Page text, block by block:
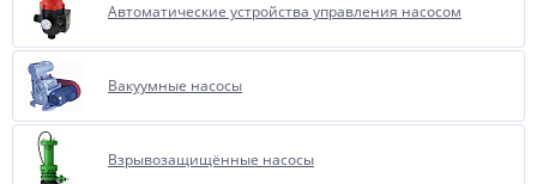
Автоматические устройства управления насосом
Вакуумные насосы
Взрывозащищённые насосы